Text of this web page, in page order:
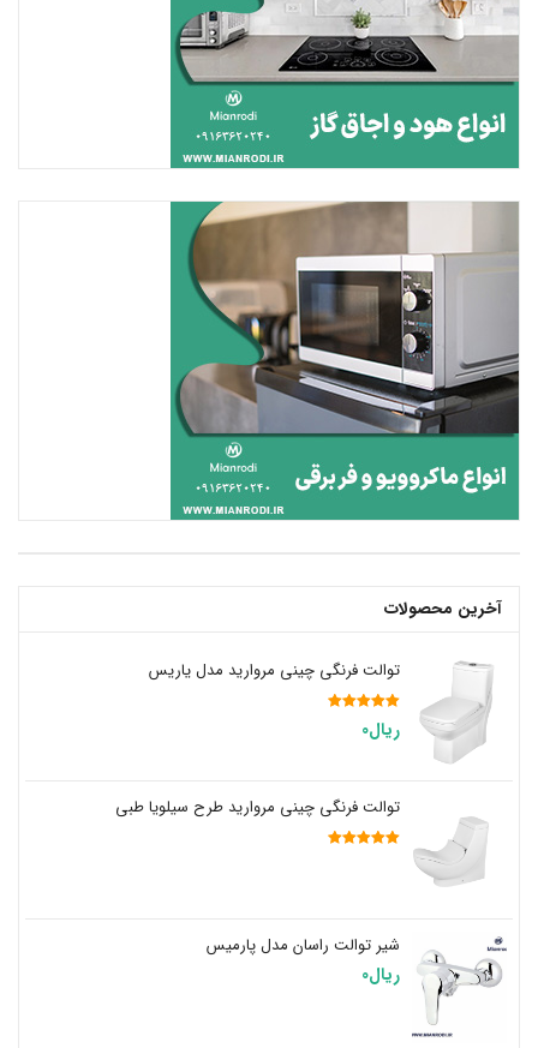
آخرین محصولات
توالت فرنگی چینی مروارید مدل یاریس
نمره
از 5
ریال0
توالت فرنگی چینی مروارید طرح سیلویا طبی
شیر توالت راسان مدل پارمیس
ریال0